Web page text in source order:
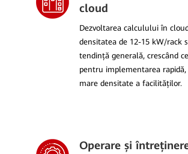
cloud
Dezvoltarea calculului în
densitatea de 12-15 kW/rack
tendință generală, crescând
pentru implementarea rapidă,
mare densitate a facilităților.
Operare și